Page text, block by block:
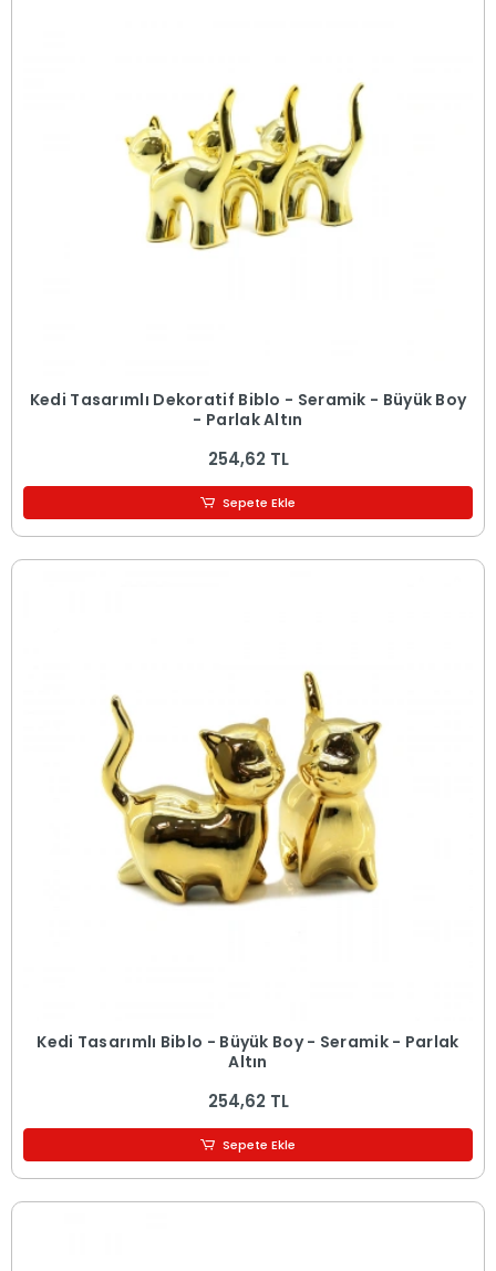
Kedi Tasarımlı Dekoratif Biblo - Seramik - Büyük Boy
- Parlak Altın
254,62 TL
Sepete Ekle
Kedi Tasarımlı Biblo - Büyük Boy - Seramik - Parlak
Altın
254,62 TL
Sepete Ekle